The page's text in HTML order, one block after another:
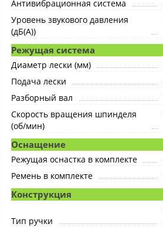
Антивибрационная система
Уровень звукового давления
(дБ(А))
Режущая система
Диаметр лески (мм)
Подача лески
Разборный вал
Скорость вращения шпинделя
(об/мин)
Оснащение
Режущая оснастка в комплекте
Ремень в комплекте
Конструкция
Тип ручки